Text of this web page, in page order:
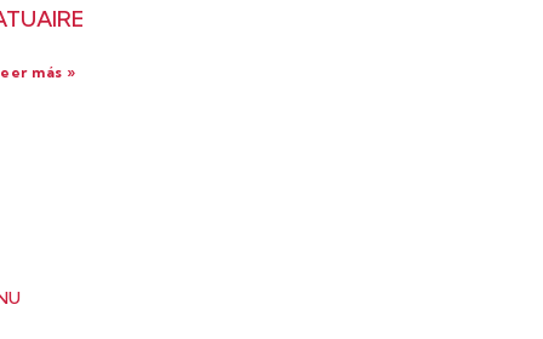
más »